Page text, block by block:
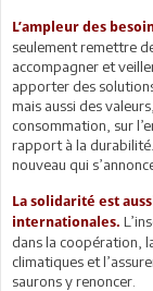
L’ampleur des
seulement remettre
accompagner et
apporter des
mais aussi des
consommation, sur
rapport à la
nouveau qui
La solidarité est
internationales.
dans la coopération,
climatiques et
saurons y renoncer.